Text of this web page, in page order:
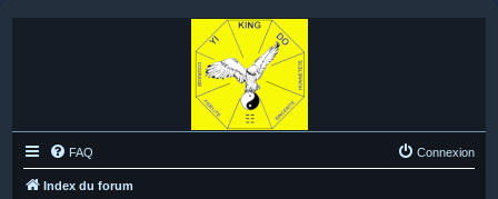
FAQ Connexion
Index du forum